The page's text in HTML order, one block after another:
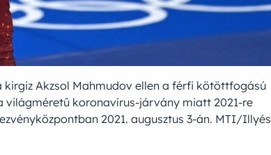
kirgiz Akzsol Mahmudov ellen a férfi kötöttfogású
koronavírus-járvány miatt 2021-re
2021. augusztus 3-án. MTI/Illyés